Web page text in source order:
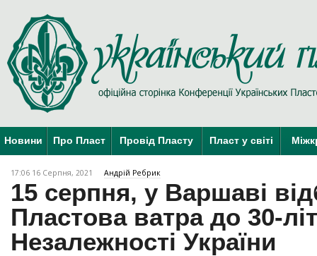
Новини Про Пласт Провід Пласту Пласт у світі
17:06 16 Серпня, 2021 Андрій Ребрик
15 серпня, у Варшаві
Пластова ватра до 30-
Незалежності України